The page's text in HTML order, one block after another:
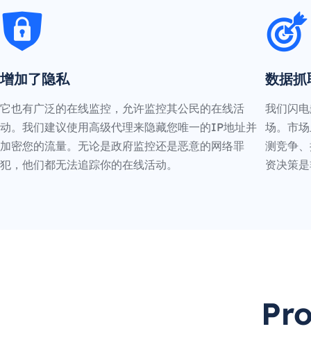
增加了隐私
它也有广泛的在线监控，允许监控其公民的在线活
动。我们建议使用高级代理来隐藏您唯一的IP地址并
加密您的流量。无论是政府监控还是恶意的网络罪
犯，他们都无法追踪你的在线活动。
数据抓
我们闪
场。市
测竞争
资决策